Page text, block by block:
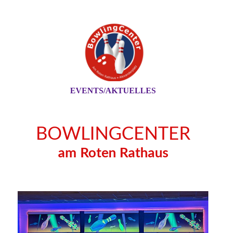
EVENTS/AKTUELLES
BOWLINGCENTER
am Roten Rathaus